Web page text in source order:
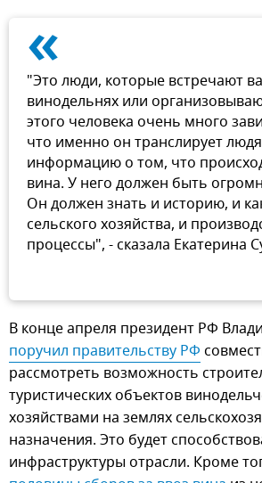
«
"Это люди, которые встречают
винодельнях или
этого человека очень много
что именно он транслирует
информацию о том, что
вина. У него должен быть
Он должен знать и историю, и
сельского хозяйства, и
процессы", - сказала Екатерина
В конце апреля президент РФ
поручил правительству РФ
рассмотреть возможность
туристических объектов
хозяйствами на землях
назначения. Это будет
инфраструктуры отрасли. Кроме